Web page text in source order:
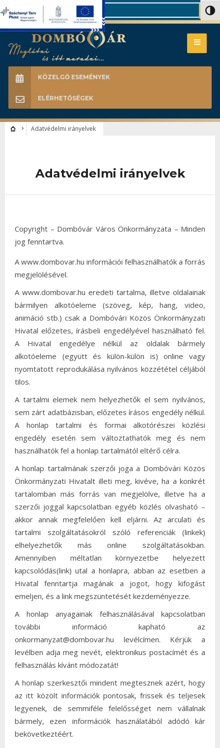
Search
KÖZELGŐ ESEMÉNYEK
ELÉRHETŐSÉGEK
Adatvédelmi irányelvek
Adatvédelmi irányelvek
Copyright – Dombóvár Város Önkormányzata – Minden
jog fenntartva.
A www.dombovar.hu információi felhasználhatók a forrás
megjelölésével.
A www.dombovar.hu eredeti tartalma, illetve oldalainak
bármilyen alkotóeleme (szöveg, kép, hang, video,
animáció stb.) csak a Dombóvári Közös Önkormányzati
Hivatal előzetes, írásbeli engedélyével használható fel.
A Hivatal engedélye nélkül az oldalak bármely
alkotóeleme (együtt és külön-külön is) online vagy
nyomtatott reprodukálása nyilvános közzététel céljából
tilos.
A tartalmi elemek nem helyezhetők el sem nyilvános,
sem zárt adatbázisban, előzetes írásos engedély nélkül.
A honlap tartalmi és formai alkotórészei közlési
engedély esetén sem változtathatók meg és nem
használhatók fel a honlap tartalmától eltérő célra.
A honlap tartalmának szerzői joga a Dombóvári Közös
Önkormányzati Hivatalt illeti meg, kivéve, ha a konkrét
tartalomban más forrás van megjelölve, illetve ha a
szerzői joggal kapcsolatban egyéb közlés olvasható –
akkor annak megfelelően kell eljárni. Az arculati és
tartalmi szolgáltatásokról szóló referenciák (linkek)
elhelyezhetők más online szolgáltatásokban.
Amennyiben méltatlan környezetbe helyezett
kapcsolódás(link) utal a honlapra, abban az esetben a
Hivatal fenntartja magának a jogot, hogy kifogást
emeljen, és a link megszüntetését kezdeményezze.
A honlap anyagainak felhasználásával kapcsolatban
további információ kapható az
onkormanyzat@dombovar.hu levélcímen. Kérjük a
levélben adja meg nevét, elektronikus postacímét és a
felhasználás kívánt módozatát!
A honlap szerkesztői mindent megtesznek azért, hogy
az itt közölt információk pontosak, frissek és teljesek
legyenek, de semmiféle felelősséget nem vállalnak
bármely, ezen információk használatából adódó kár
bekövetkeztéért.